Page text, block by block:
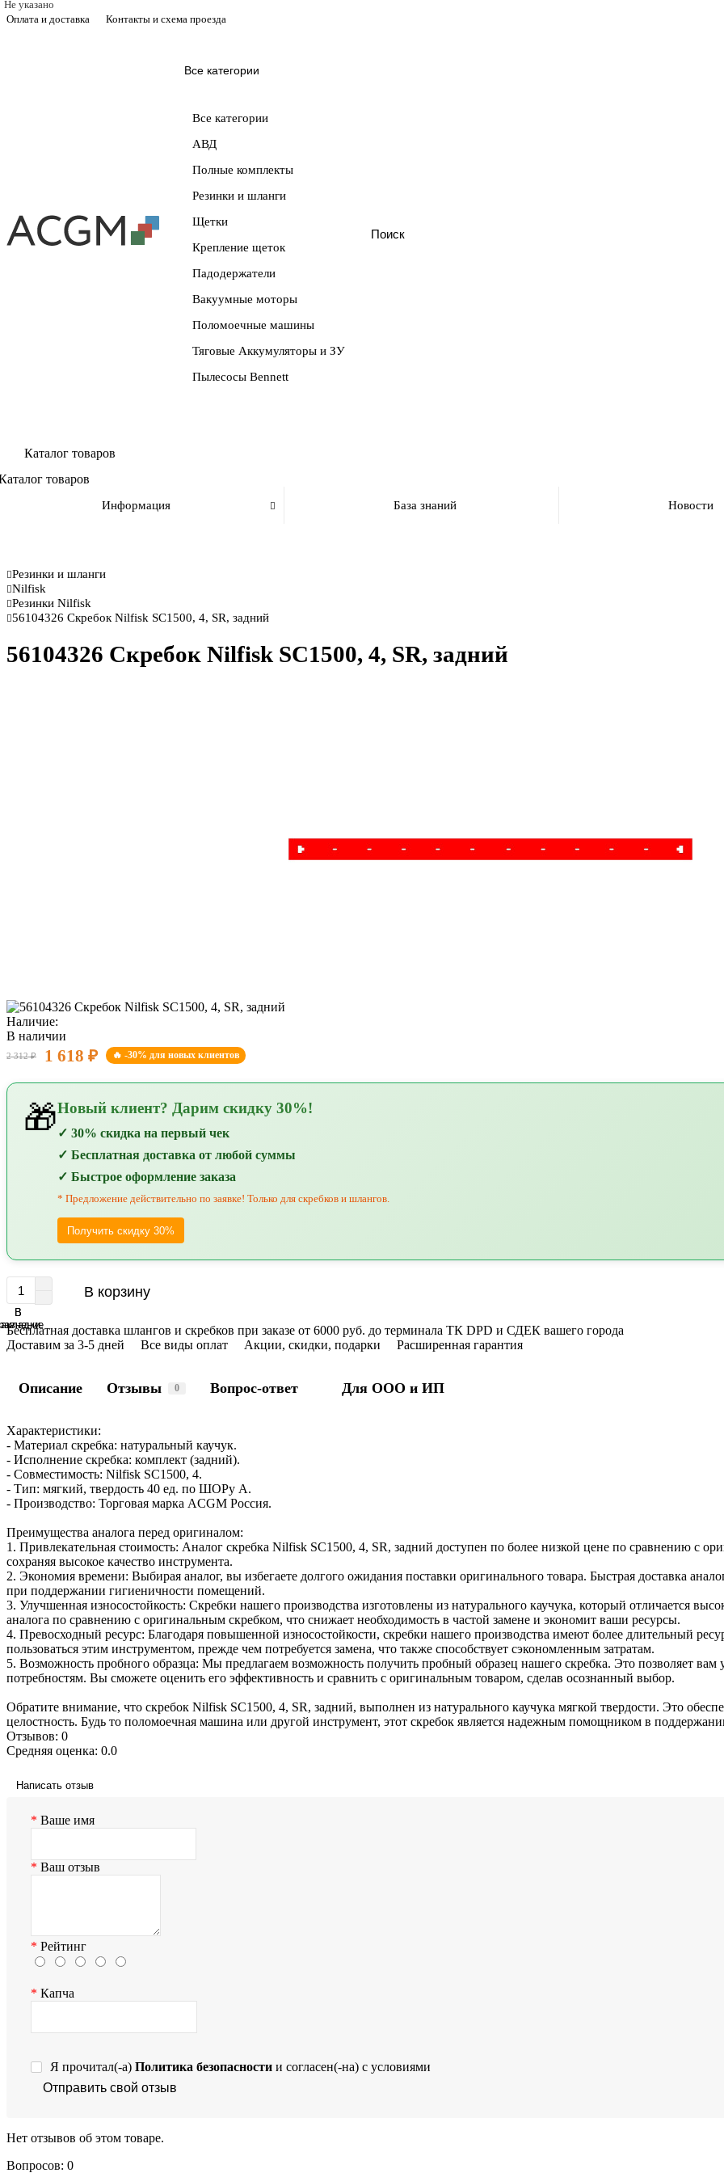
Оплата и доставка Контакты и схема проезда
Все категории
Все категории
АВД
Полные комплекты
Резинки и шланги
Щетки
Крепление щеток
Падодержатели
Вакуумные моторы
Поломоечные машины
Тяговые Аккумуляторы и ЗУ
Пылесосы Bennett
Каталог товаров
товаров
Информация
База знаний Новости
Резинки и шланги
Nilfisk
Резинки Nilfisk
56104326 Скребок Nilfisk SC1500, 4, SR, задний
56104326 Скребок Nilfisk SC1500, 4, SR, задний
Не указано
Наличие:
В наличии
2 312 ₽ 1 618 ₽ 🔥 -30% для новых клиентов
🎁Новый клиент? Дарим скидку 30%!
✓ 30% скидка на первый чек
✓ Бесплатная доставка от любой суммы
✓ Быстрое оформление заказа
* Предложение действительно по заявке! Только для скребков и шлангов.
Получить скидку 30%
В корзину
В
В
Бесплатная доставка шлангов и скребков при заказе от 6000 руб. до терминала ТК DPD и СДЕК вашего города
Доставим за 3-5 дней
Все виды оплат Акции, скидки, подарки Расширенная гарантия
Описание Отзывы 0 Вопрос-ответ Для ООО и ИП
Характеристики:
- Материал скребка: натуральный каучук.
- Исполнение скребка: комплект (задний).
- Совместимость: Nilfisk SC1500, 4.
- Тип: мягкий, твердость 40 ед. по ШОРу А.
- Производство: Торговая марка ACGM Россия.
Преимущества аналога перед оригиналом:
1. Привлекательная стоимость: Аналог скребка Nilfisk SC1500, 4, SR, задний доступен по более низкой цене по сравнению с
сохраняя высокое качество инструмента.
2. Экономия времени: Выбирая аналог, вы избегаете долгого ожидания поставки оригинального товара. Быстрая доставка
при поддержании гигиеничности помещений.
3. Улучшенная износостойкость: Скребки нашего производства изготовлены из натурального каучука, который отличается
аналога по сравнению с оригинальным скребком, что снижает необходимость в частой замене и экономит ваши ресурсы.
4. Превосходный ресурс: Благодаря повышенной износостойкости, скребки нашего производства имеют более длительный
пользоваться этим инструментом, прежде чем потребуется замена, что также способствует сэкономленным затратам.
5. Возможность пробного образца: Мы предлагаем возможность получить пробный образец нашего скребка. Это позволяет вам
потребностям. Вы сможете оценить его эффективность и сравнить с оригинальным товаром, сделав осознанный выбор.
Обратите внимание, что скребок Nilfisk SC1500, 4, SR, задний, выполнен из натурального каучука мягкой твердости. Это
целостность. Будь то поломоечная машина или другой инструмент, этот скребок является надежным помощником в
Отзывов: 0
Средняя оценка: 0.0
Написать отзыв
Ваше имя
Ваш отзыв
Рейтинг
Капча
Я прочитал(-а) Политика безопасности и согласен(-на) с условиями
Отправить свой отзыв
Нет отзывов об этом товаре.
Вопросов: 0